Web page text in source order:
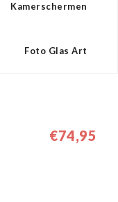
Kamerschermen
Foto Glas Art
€74,95